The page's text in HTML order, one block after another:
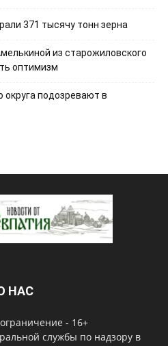
371 тысячу тонн зерна
из старожиловского
оптимизм
подозревают в
НАС
- 16+
службы по надзору в